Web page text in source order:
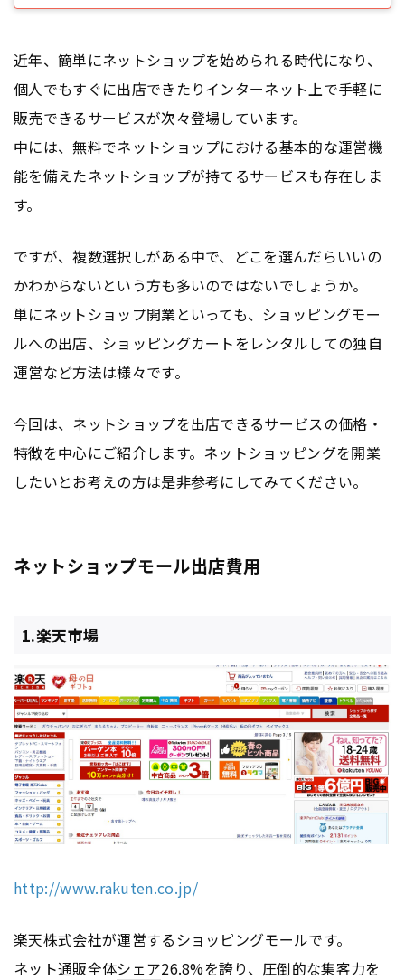
近年、簡単にネットショップを始められる時代になり、
個人でもすぐに出店できたりインターネット上で手軽に
販売できるサービスが次々登場しています。
中には、無料でネットショップにおける基本的な運営機
能を備えたネットショップが持てるサービスも存在しま
す。
ですが、複数選択しがある中で、どこを選んだらいいの
かわからないという方も多いのではないでしょうか。
単にネットショップ開業といっても、ショッピングモー
ルへの出店、ショッピングカートをレンタルしての独自
運営など方法は様々です。
今回は、ネットショップを出店できるサービスの価格・
特徴を中心にご紹介します。ネットショッピングを開業
したいとお考えの方は是非参考にしてみてください。
ネットショップモール出店費用
1.楽天市場
http://www.rakuten.co.jp/
楽天株式会社が運営するショッピングモールです。
ネット通販全体シェア26.8%を誇り、圧倒的な集客力を